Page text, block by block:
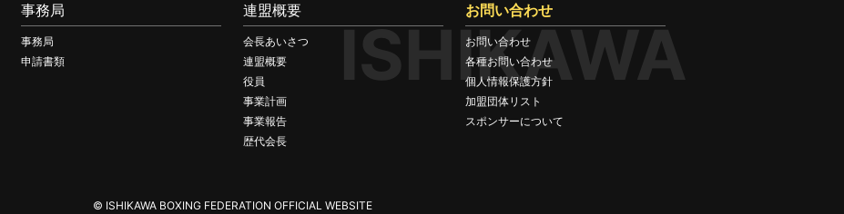
ISHIKAWA
事務局
事務局
申請書類
連盟概要
会長あいさつ
連盟概要
役員
事業計画
事業報告
歴代会長
お問い合わせ
お問い合わせ
各種お問い合わせ
個人情報保護方針
加盟団体リスト
スポンサーについて
© ISHIKAWA BOXING FEDERATION OFFICIAL WEBSITE